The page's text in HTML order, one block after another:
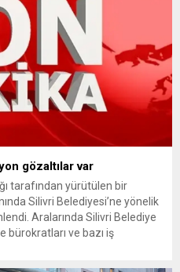
gözaltılar var
tarafından yürütülen bir
Silivri Belediyesi’ne yönelik
Aralarında Silivri Belediye
bürokratları ve bazı iş